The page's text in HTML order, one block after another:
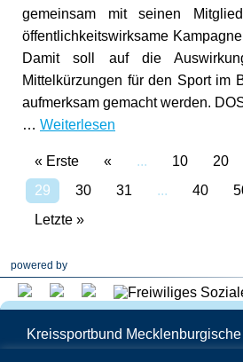
gemeinsam mit seinen
öffentlichkeitswirksame
Damit soll auf die
Mittelkürzungen für den Sport im
aufmerksam gemacht werden.
… Weiterlesen
« Erste « ... 10 20
29
30 31 ... 40
Letzte »
powered by
Kreissportbund